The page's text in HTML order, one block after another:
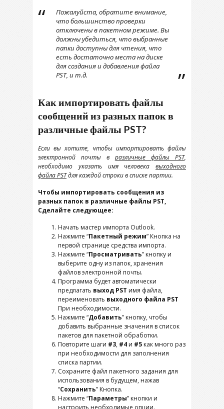
Пожалуйста, обратите внимание,
что большинство проверки
отключены в пакетном режиме. Вы
должны убедиться, что выбранные
папки доступны для чтения, что
есть достаточно места на диске
для создания и добавления файла
PST, и т.д.
Как импортировать файлы
сообщений из разных папок в
различные файлы PST?
Если вы хотите, чтобы импортировать файлы
электронной почты в различные файлы PST,
необходимо указать имя человека выходного
файла PSTдля каждой строки в списке партии.
Чтобы импортировать сообщения из
разных папок в различные файлы PST,
Сделайте следующее:
Начать мастер импорта Outlook.
Нажмите “Пакетный режим” Кнопка на
первой странице средства импорта.
Нажмите “Просматривать” кнопку и
выберите одну из папок, хранения
файлов электронной почты.
Программа будет автоматически
предлагать выход PST имя файла,
переименовать выходного файла PST
При необходимости.
Нажмите “Добавить” кнопку, чтобы
добавить выбранные значения в список
пакетов для пакетной обработки.
Повторите шаги #3, #4 и #5 как много раз
при необходимости для заполнения
списка партии.
Сохраните файл пакетного задания для
использования в будущем, нажав
“Сохранить” Кнопка.
Нажмите “Параметры” кнопки и